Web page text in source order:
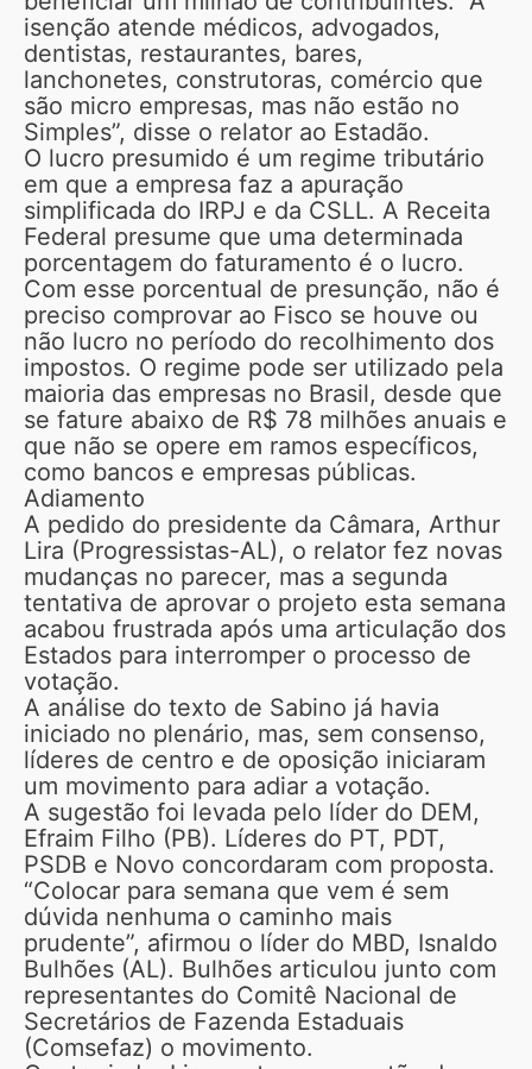
isenção atende médicos, advogados,
dentistas, restaurantes, bares,
lanchonetes, construtoras, comércio que
são micro empresas, mas não estão no
Simples”, disse o relator ao Estadão.
O lucro presumido é um regime tributário
em que a empresa faz a apuração
simplificada do IRPJ e da CSLL. A Receita
Federal presume que uma determinada
porcentagem do faturamento é o lucro.
Com esse porcentual de presunção, não é
preciso comprovar ao Fisco se houve ou
não lucro no período do recolhimento dos
impostos. O regime pode ser utilizado pela
maioria das empresas no Brasil, desde que
se fature abaixo de R$ 78 milhões anuais e
que não se opere em ramos específicos,
como bancos e empresas públicas.
Adiamento
A pedido do presidente da Câmara, Arthur
Lira (Progressistas-AL), o relator fez novas
mudanças no parecer, mas a segunda
tentativa de aprovar o projeto esta semana
acabou frustrada após uma articulação dos
Estados para interromper o processo de
votação.
A análise do texto de Sabino já havia
iniciado no plenário, mas, sem consenso,
líderes de centro e de oposição iniciaram
um movimento para adiar a votação.
A sugestão foi levada pelo líder do DEM,
Efraim Filho (PB). Líderes do PT, PDT,
PSDB e Novo concordaram com proposta.
“Colocar para semana que vem é sem
dúvida nenhuma o caminho mais
prudente”, afirmou o líder do MBD, Isnaldo
Bulhões (AL). Bulhões articulou junto com
representantes do Comitê Nacional de
Secretários de Fazenda Estaduais
(Comsefaz) o movimento.